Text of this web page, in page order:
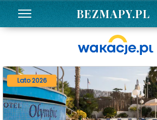
BEZMAPY.PL
Lato 2026